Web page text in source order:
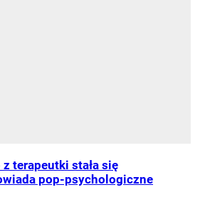
z terapeutki stała się
pop-psychologiczne